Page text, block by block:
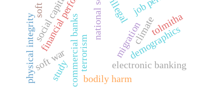
terrorism
illegal
migration
electronic banking
commercial banks demographics
social capital
bodily harm
physical integritysoft war
study
climatetolmitha